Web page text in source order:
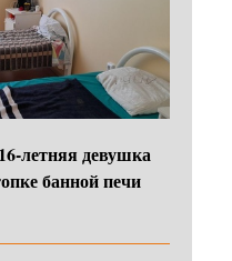
девушка
банной печи